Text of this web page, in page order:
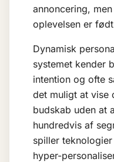
annoncering,
oplevelsen er
Dynamisk
systemet kender
intention og ofte
det muligt at vise
budskab uden at
hundredvis af
spiller teknologier
hyper-